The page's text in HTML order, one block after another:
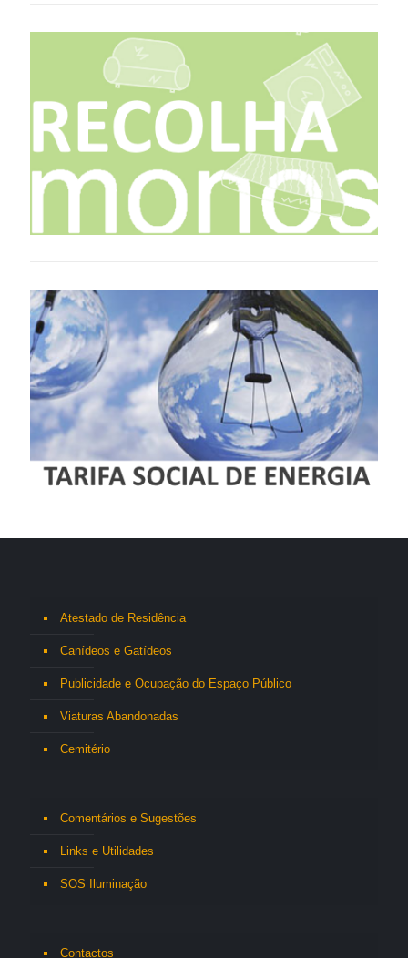
Atestado de Residência
Canídeos e Gatídeos
Publicidade e Ocupação do Espaço Público
Viaturas Abandonadas
Cemitério
Comentários e Sugestões
Links e Utilidades
SOS Iluminação
Contactos